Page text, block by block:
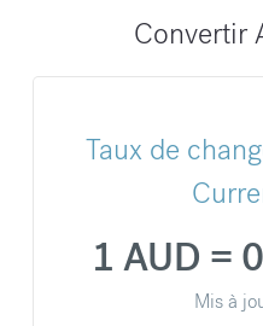
Convertir
Taux de
1 AUD =
Mis à